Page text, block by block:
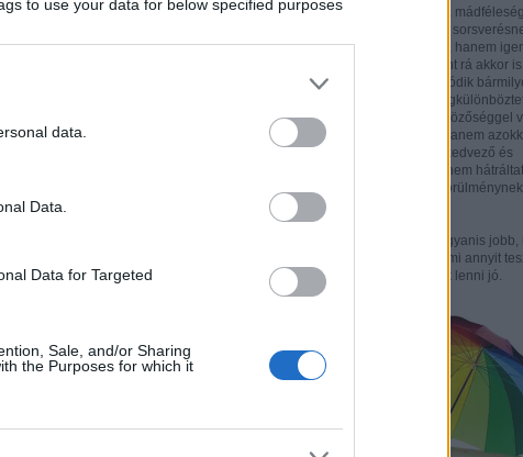
to use your data for below specified purposes
data.
Data.
Data for Targeted
Sale, and/or Sharing
the Purposes for which it
hogy a piréz a
nem gondolja
hendikepként, hanem
értékként tekint rá akkor
épp emiatt adódik
hátrányos
Nem a különbözőséggel
ugyanis baj, hanem
akik ezt nem kedvező és
kívánatos, hanem
elhárítandó körülménynek
Különbözni ugyanis jobb,
hasonlítani. Ami annyit
hogy piréznek lenni jó.